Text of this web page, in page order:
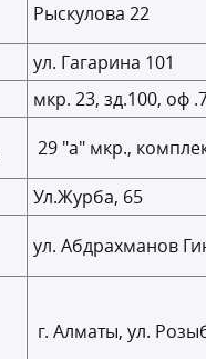
Рыскулова 22
ул. Гагарина 101
мкр. 23, зд.100, оф
29 "а" мкр.,
Ул.Журба, 65
ул. Абдрахманов
г. Алматы, ул.